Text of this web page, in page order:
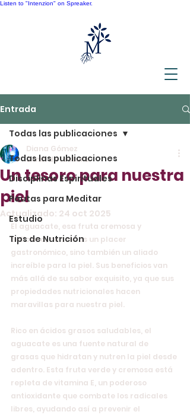
Listen to "Intenzion" on Spreaker.
Entrada
Todas las publicaciones
Disciplinas Espirituales
Pautas para Meditar
Estudio
Tips de Nutrición
Todas las publicaciones
Un tesoro para nuestra
piel
Diana Gómez
2 min de lectura
Actualizado: 24 oct 2025
El aguacate, esa fruta cremosa y
deliciosa, no solo es un placer
gastronómico, sino también un aliado
increíble para la piel. Sus beneficios van
más allá de su sabor exquisito, ya que sus
propiedades nutricionales hacen
maravillas para nuestra piel.
Rico en ácidos grasos saludables, el
aguacate es una fuente natural de
grasas que hidratan y nutren la piel desde
adentro. Esta fruta verde y cremosa está
repleta de vitamina E, un poderoso
antioxidante que combate los radicales
libres, ayudando así a prevenir el